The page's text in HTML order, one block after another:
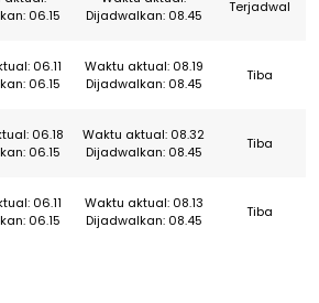
06.15
Dijadwalkan: 08.45
Terjadwal
06.11
06.15
Waktu aktual: 08.19
Dijadwalkan: 08.45
Tiba
06.18
06.15
Waktu aktual: 08.32
Dijadwalkan: 08.45
Tiba
06.11
06.15
Waktu aktual: 08.13
Dijadwalkan: 08.45
Tiba